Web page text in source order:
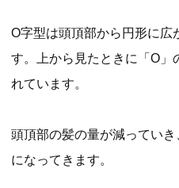
O字型は頭頂部から円形に広
す。上から見たときに「O」
れています。
頭頂部の髪の量が減ってい
になってきます。